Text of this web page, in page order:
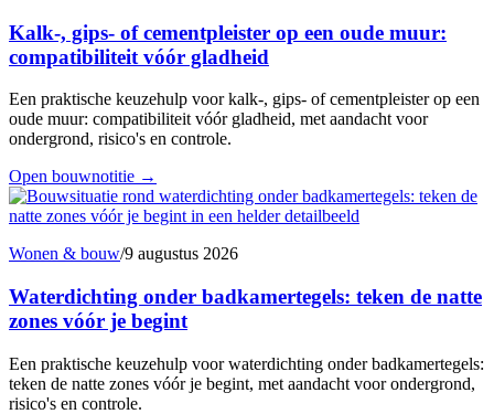
Kalk-, gips- of cementpleister op een oude muur:
compatibiliteit vóór gladheid
Een praktische keuzehulp voor kalk-, gips- of cementpleister op een
oude muur: compatibiliteit vóór gladheid, met aandacht voor
ondergrond, risico's en controle.
Open bouwnotitie →
Wonen & bouw/9 augustus 2026
Waterdichting onder badkamertegels: teken de natte
zones vóór je begint
Een praktische keuzehulp voor waterdichting onder badkamertegels:
teken de natte zones vóór je begint, met aandacht voor ondergrond,
risico's en controle.